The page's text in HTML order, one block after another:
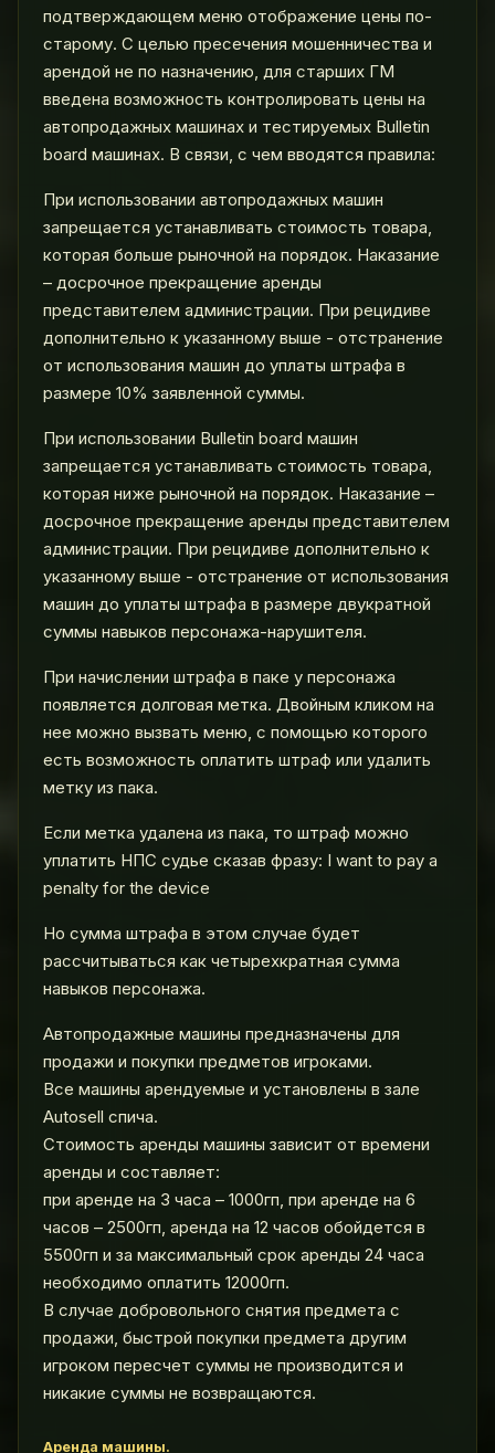
подтверждающем меню отображение цены по-
старому. С целью пресечения мошенничества и
арендой не по назначению, для старших ГМ
введена возможность контролировать цены на
автопродажных машинах и тестируемых Bulletin
board машинах. В связи, с чем вводятся правила:
При использовании автопродажных машин
запрещается устанавливать стоимость товара,
которая больше рыночной на порядок. Наказание
– досрочное прекращение аренды
представителем администрации. При рецидиве
дополнительно к указанному выше - отстранение
от использования машин до уплаты штрафа в
размере 10% заявленной суммы.
При использовании Bulletin board машин
запрещается устанавливать стоимость товара,
которая ниже рыночной на порядок. Наказание –
досрочное прекращение аренды представителем
администрации. При рецидиве дополнительно к
указанному выше - отстранение от использования
машин до уплаты штрафа в размере двукратной
суммы навыков персонажа-нарушителя.
При начислении штрафа в паке у персонажа
появляется долговая метка. Двойным кликом на
нее можно вызвать меню, с помощью которого
есть возможность оплатить штраф или удалить
метку из пака.
Если метка удалена из пака, то штраф можно
уплатить НПС судье сказав фразу: I want to pay a
penalty for the device
Но сумма штрафа в этом случае будет
рассчитываться как четырехкратная сумма
навыков персонажа.
Автопродажные машины предназначены для
продажи и покупки предметов игроками.
Все машины арендуемые и установлены в зале
Autosell спича.
Стоимость аренды машины зависит от времени
аренды и составляет:
при аренде на 3 часа – 1000гп, при аренде на 6
часов – 2500гп, аренда на 12 часов обойдется в
5500гп и за максимальный срок аренды 24 часа
необходимо оплатить 12000гп.
В случае добровольного снятия предмета с
продажи, быстрой покупки предмета другим
игроком пересчет суммы не производится и
никакие суммы не возвращаются.
Аренда машины.